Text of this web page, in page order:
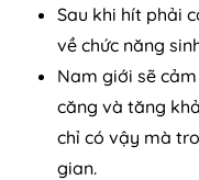
Sau khi hít phải
về chức năng
Nam giới sẽ
căng và tăng
chỉ có vậy mà
gian.